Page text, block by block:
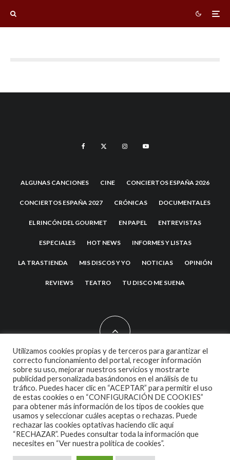
ALGUNAS CANCIONES CINE CONCIERTOS ESPAÑA 2026
CONCIERTOS ESPAÑA 2027 CRÓNICAS DOCUMENTALES
EL RINCÓN DEL GOURMET EN PAPEL ENTREVISTAS
ESPECIALES HOT NEWS INFORMES Y LISTAS
LA TRASTIENDA MIS DISCOS Y YO NOTICIAS OPINIÓN
REVIEWS TEATRO TU DISCO ME SUENA
2007 COPYRIGHT -CODETIPITHEME
Utilizamos cookies propias y de terceros para garantizar el
correcto funcionamiento del portal, recoger información
sobre su uso, mejorar nuestros servicios y mostrarte
publicidad personalizada basándonos en el análisis de tu
tráfico. Puedes hacer clic en “ACEPTAR” para permitir el uso
de estas cookies o en “CONFIGURACIÓN DE COOKIES”
para obtener más información de los tipos de cookies que
usamos y seleccionar cuáles aceptas o rechazas. Puede
rechazar las cookies optativas haciendo clic aquí
“RECHAZAR”. Puedes consultar toda la información que
necesites en “Ver nuestra política de cookies”.